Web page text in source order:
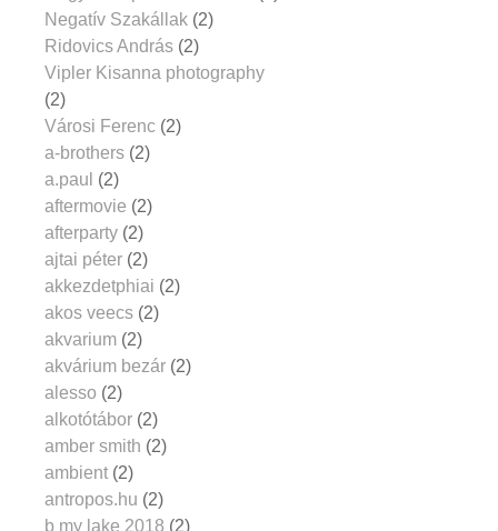
Negatív Szakállak (2)
Ridovics András (2)
Vipler Kisanna photography
(2)
Városi Ferenc (2)
a-brothers (2)
a.paul (2)
aftermovie (2)
afterparty (2)
ajtai péter (2)
akkezdetphiai (2)
akos veecs (2)
akvarium (2)
akvárium bezár (2)
alesso (2)
alkotótábor (2)
amber smith (2)
ambient (2)
antropos.hu (2)
b my lake 2018 (2)